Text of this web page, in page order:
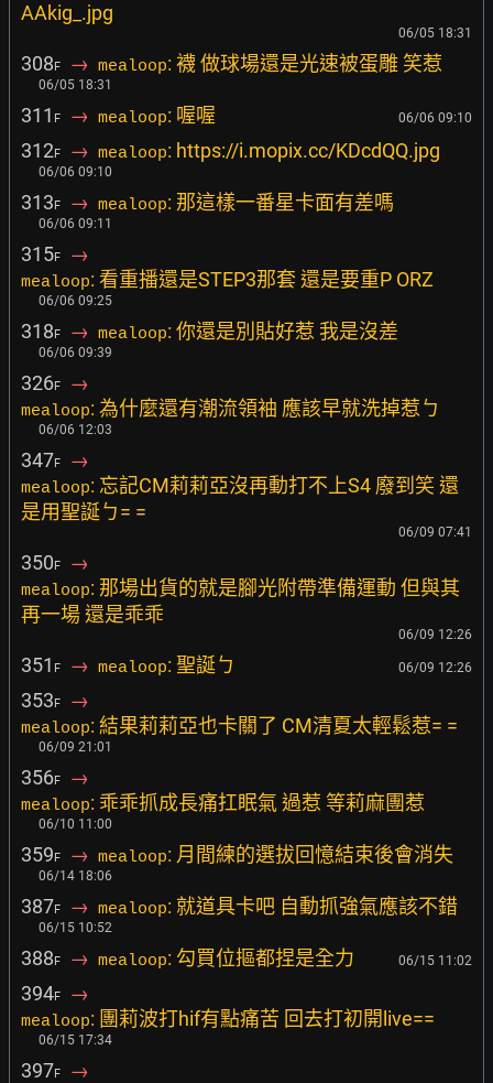
AAkig_.jpg
06/05 18:31
308F → mealoop: 襪 做球場還是光速被蛋雕 笑惹
06/05 18:31
311 F → mealoop: 喔喔 06/06 09:10
312F → mealoop: https://i.mopix.cc/KDcdQQ.jpg
06/06 09:10
313F → mealoop: 那這樣一番星卡面有差嗎
06/06 09:11
315F →
mealoop: 看重播還是STEP3那套 還是要重P ORZ
06/06 09:25
318F → mealoop: 你還是別貼好惹 我是沒差
06/06 09:39
326F →
mealoop: 為什麼還有潮流領袖 應該早就洗掉惹ㄅ
06/06 12:03
347F →
mealoop: 忘記CM莉莉亞沒再動打不上S4 廢到笑 還
是用聖誕ㄅ= =
06/09 07:41
350F →
mealoop: 那場出貨的就是腳光附帶準備運動 但與其
再一場 還是乖乖
06/09 12:26
351 F → mealoop: 聖誕ㄅ 06/09 12:26
353F →
mealoop: 結果莉莉亞也卡關了 CM清夏太輕鬆惹= =
06/09 21:01
356F →
mealoop: 乖乖抓成長痛扛眠氣 過惹 等莉麻團惹
06/10 11:00
359F → mealoop: 月間練的選拔回憶結束後會消失
06/14 18:06
387F → mealoop: 就道具卡吧 自動抓強氣應該不錯
06/15 10:52
388F → mealoop: 勾買位摳都捏是全力 06/15 11:02
394F →
mealoop: 團莉波打hif有點痛苦 回去打初開live==
06/15 17:34
397F →